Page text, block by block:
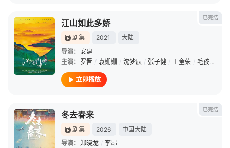
已完结
江山如此多娇
剧集 2021
大陆
导演： 安建
主演： 罗晋 / 袁姗姗 / 沈梦辰 / 张子健 / 王奎荣 / 毛孩 /
立即播放
已完结
冬去春来
剧集 2026
中国大陆
导演： 郑晓龙 / 李昂